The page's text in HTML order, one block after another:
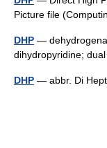
Picture file
DHP —
dihydropyridine;
DHP — abbr. Di